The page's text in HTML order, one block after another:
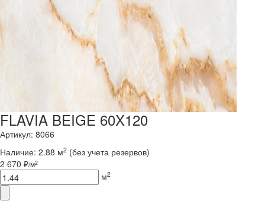
FLAVIA BEIGE 60X120
Артикул: 8066
Наличие: 2.88 м2 (без учета резервов)
2 670 ₽/м2
м2